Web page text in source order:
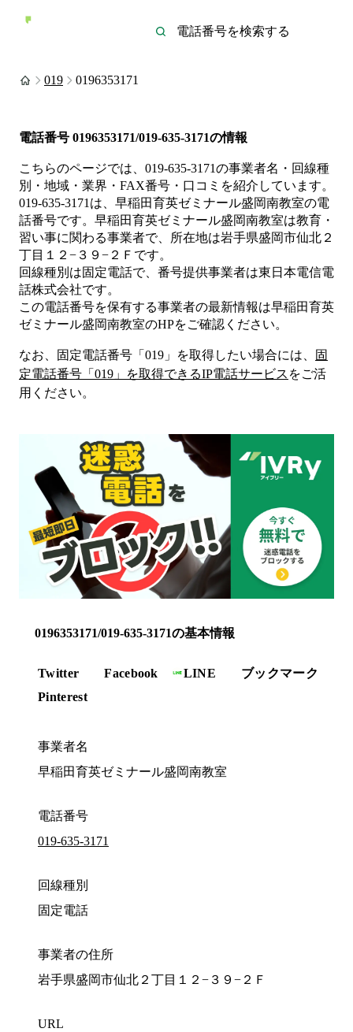
019 0196353171
電話番号 0196353171/019-635-3171の情報
こちらのページでは、 019-635-3171の事業者名・回線種
別・地域・業界・FAX番号・口コミを紹介しています。
019-635-3171 は、 早稲田育英ゼミナール盛岡南教室の電
話番号です。 早稲田育英ゼミナール盛岡南教室は教育・
習い事に関わる事業者で、所在地は岩手県盛岡市仙北２
丁目１２−３９−２Ｆ です。
回線種別は固定電話で、番号提供事業者は東日本電信電
話株式会社です。
この電話番号を保有する事業者の最新情報は早稲田育英
ゼミナール盛岡南教室のHPをご確認ください。
なお、固定電話番号「 019 」を取得したい場合には、
固
定電話番号「 019 」を取得できるIP電話サービス をご活
用ください。
0196353171/019-635-3171の基本情報
Twitter Facebook LINE
ブックマーク
Pinterest
事業者名
早稲田育英ゼミナール盛岡南教室
電話番号
019-635-3171
回線種別
固定電話
事業者の住所
岩手県盛岡市仙北２丁目１２−３９−２Ｆ
URL